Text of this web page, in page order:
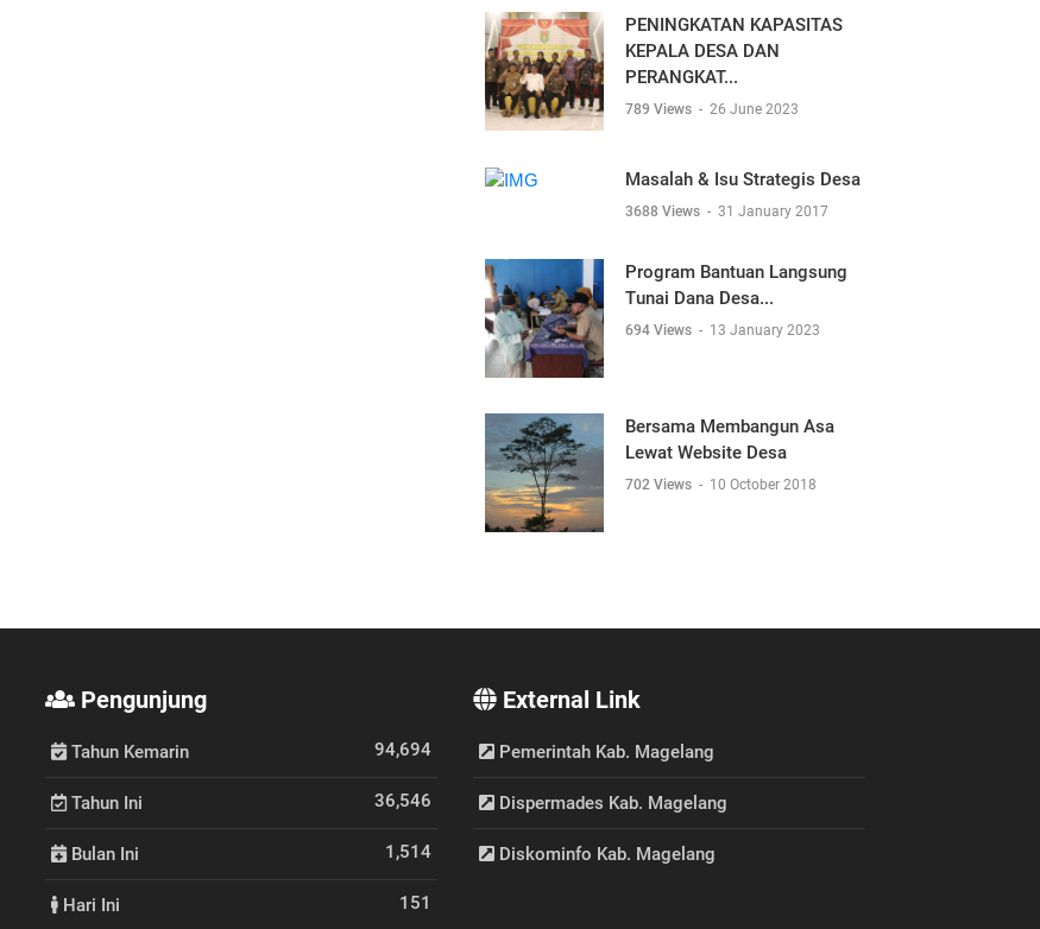
PENINGKATAN KAPASITAS
KEPALA DESA DAN
PERANGKAT...
789 Views - 26 June 2023
Masalah & Isu Strategis Desa
3688 Views - 31 January 2017
Program Bantuan Langsung
Tunai Dana Desa...
694 Views - 13 January 2023
Bersama Membangun Asa
Lewat Website Desa
702 Views - 10 October 2018
Pengunjung
Tahun Kemarin 94,694
Tahun Ini 36,546
Bulan Ini 1,514
Hari Ini 151
External Link
Pemerintah Kab. Magelang
Dispermades Kab. Magelang
Diskominfo Kab. Magelang